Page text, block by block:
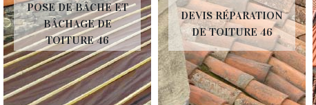
POSE DE BÂCHE ET
BÂCHAGE DE
TOITURE 46
DEVIS RÉPARATION
DE TOITURE 46